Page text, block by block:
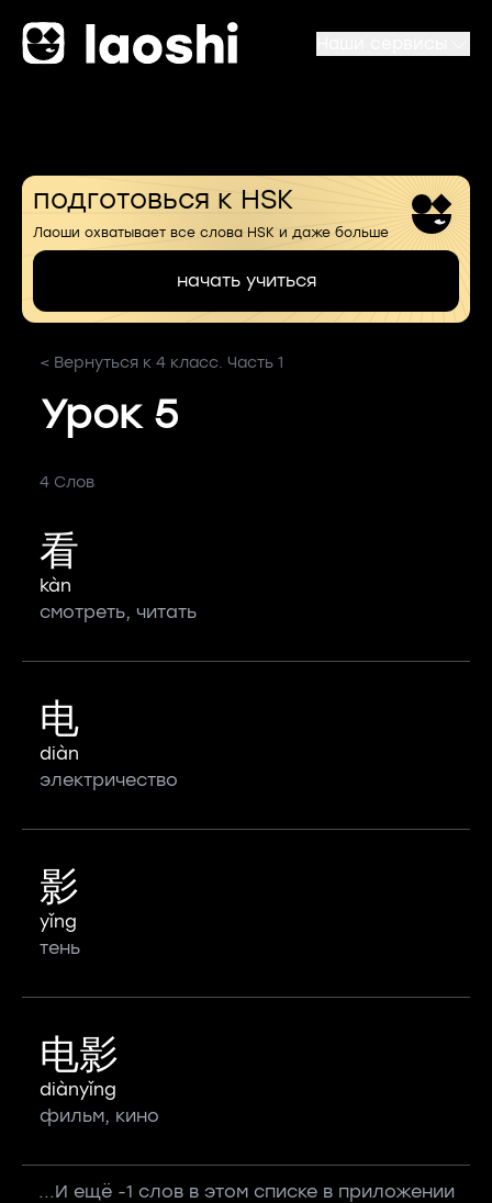
подготовься к HSK
Лаоши охватывает все слова HSK и даже больше
начать учиться
< Вернуться к 4 класс. Часть 1
Урок 5
4 Слов
看
kàn
смотреть, читать
电
diàn
электричество
影
yǐng
тень
电影
diànyǐng
фильм, кино
...И ещё -1 слов в этом списке в приложении